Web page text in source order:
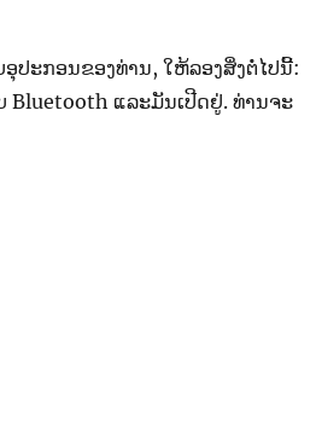
ປະກອນຂອງທ່ານ, ໃຫ້ລອງສິ່ງ​ຕໍ່​ໄປ​ນີ້:
Bluetooth ແລະມັນເປີດຢູ່. ທ່ານຈະ